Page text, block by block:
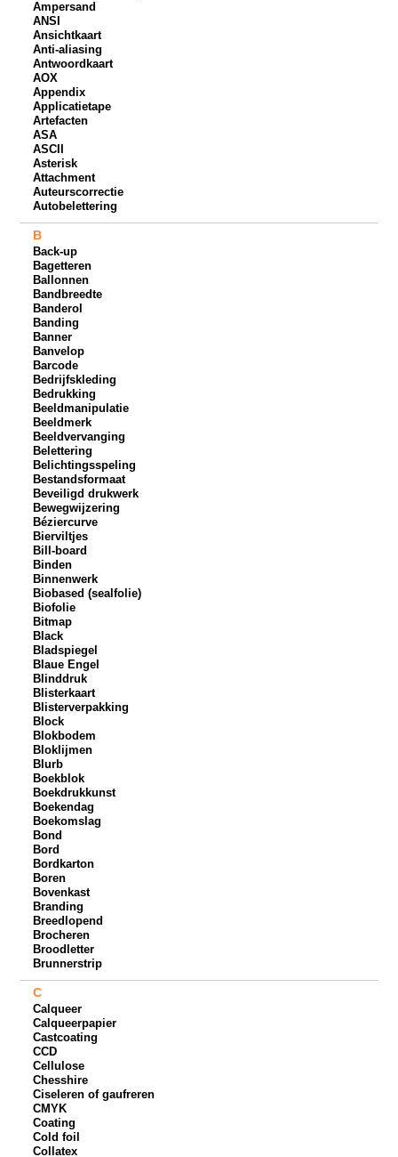
Ampersand
ANSI
Ansichtkaart
Anti-aliasing
Antwoordkaart
AOX
Appendix
Applicatietape
Artefacten
ASA
ASCII
Asterisk
Attachment
Auteurscorrectie
Autobelettering
B
Back-up
Bagetteren
Ballonnen
Bandbreedte
Banderol
Banding
Banner
Banvelop
Barcode
Bedrijfskleding
Bedrukking
Beeldmanipulatie
Beeldmerk
Beeldvervanging
Belettering
Belichtingsspeling
Bestandsformaat
Beveiligd drukwerk
Bewegwijzering
Béziercurve
Bierviltjes
Bill-board
Binden
Binnenwerk
Biobased (sealfolie)
Biofolie
Bitmap
Black
Bladspiegel
Blaue Engel
Blinddruk
Blisterkaart
Blisterverpakking
Block
Blokbodem
Bloklijmen
Blurb
Boekblok
Boekdrukkunst
Boekendag
Boekomslag
Bond
Bord
Bordkarton
Boren
Bovenkast
Branding
Breedlopend
Brocheren
Broodletter
Brunnerstrip
C
Calqueer
Calqueerpapier
Castcoating
CCD
Cellulose
Chesshire
Ciseleren of gaufreren
CMYK
Coating
Cold foil
Collatex